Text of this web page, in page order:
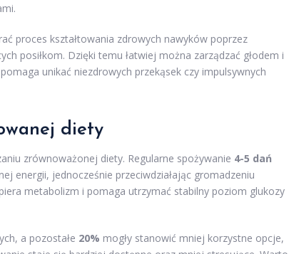
proces kształtowania zdrowych nawyków poprzez
posiłkom. Dzięki temu łatwiej można zarządzać głodem i
unikać niezdrowych przekąsek czy impulsywnych
diety
zrównoważonej diety. Regularne spożywanie 4-5 dań
energii, jednocześnie przeciwdziałając gromadzeniu
metabolizm i pomaga utrzymać stabilny poziom glukozy
a pozostałe 20% mogły stanowić mniej korzystne opcje,